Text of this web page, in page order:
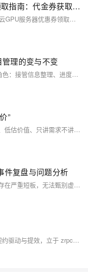
2026年阿里云GPU服务器优惠券领取指南：代金券获取与使用技巧
本文由聚搜云运维部撰写，详解2026年阿里云GPU服务器优惠券领取与使用全攻略：涵盖新/老用户领券路径、满减/折扣/现金券适用场景、GPU实例规格限制、叠加规则及避坑指南，助中小企业与开发者高效降本。（239字）
理的变与不变
Agentic AI不会取代项目经理，而是重塑其角色：接管信息整理、进度跟踪等事务性工作，倒逼项目经理回归高价值核心——理解目标、设计机制、协调组织、推动决策并为结果负责。
”
应届生谈薪常因缺乏准备而吃亏：不敢开口、低估价值、只讲需求不讲能力。本文提供实用指南——从调研市场价、明确底线与目标，到用“解决问题”代替“需要钱”，结合项目、技术、学习及AI提效四大价值点，助你理性表达自身价值，争取合理薪资。
件复盘与问题分析
大模型在场景识别、数据核验、逻辑判断上存在严重短板，无法甄别虚假交易场景；配套的支付MCP体验组件缺乏支付前置风险校验、订单真实性核验、履约能力校验的关键机制；同时模型与支付组件的协同风控逻辑完全失效，允许未核验、不真实的测试订单调用真实金融支付接口，最终造成用户资金受损、无服务履约的异常结果，也暴露了当前AI+支付场景体验版功能存在严重的安全与流程漏洞。
Go-zero 的微服务进阶之路：始于 goctl 的契约驱动与提效，立于 zrpc 与 etcd 的架构互联，成于 熔断限流等全链路服务治理的坚实保障。